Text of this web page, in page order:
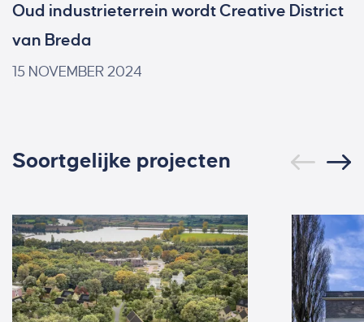
Oud industrieterrein wordt Creative District
van Breda
15 NOVEMBER 2024
Soortgelijke projecten